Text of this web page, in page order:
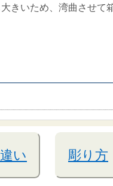
きいため、湾曲させ
い 彫り方